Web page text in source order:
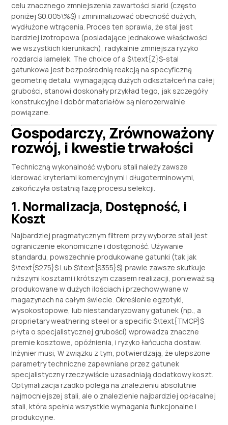
celu znacznego zmniejszenia zawartości siarki (często
poniżej$0.005\%$) i zminimalizować obecność dużych,
wydłużone wtrącenia. Proces ten sprawia, że ​​stal jest
bardziej izotropowa (posiadające jednakowe właściwości
we wszystkich kierunkach), radykalnie zmniejsza ryzyko
rozdarcia lamelek. The choice of a $\text{Z}$-stal
gatunkowa jest bezpośrednią reakcją na specyficzną
geometrię detalu, wymagającą dużych odkształceń na całej
grubości, stanowi doskonały przykład tego, jak szczegóły
konstrukcyjne i dobór materiałów są nierozerwalnie
powiązane.
Gospodarczy, Zrównoważony
rozwój, i kwestie trwałości
Techniczną wykonalność wyboru stali należy zawsze
kierować kryteriami komercyjnymi i długoterminowymi,
zakończyła ostatnią fazę procesu selekcji.
1. Normalizacja, Dostępność, i
Koszt
Najbardziej pragmatycznym filtrem przy wyborze stali jest
ograniczenie ekonomiczne i dostępność. Używanie
standardu, powszechnie produkowane gatunki (tak jak
$\text{S275}$Lub$\text{S355}$) prawie zawsze skutkuje
niższymi kosztami i krótszym czasem realizacji, ponieważ są
produkowane w dużych ilościach i przechowywane w
magazynach na całym świecie. Określenie egzotyki,
wysokostopowe, lub niestandaryzowany gatunek (np., a
proprietary weathering steel or a specific$\text{TMCP}$
płyta o specjalistycznej grubości) wprowadza znaczne
premie kosztowe, opóźnienia, i ryzyko łańcucha dostaw.
Inżynier musi, W związku z tym, potwierdzają, że ulepszone
parametry techniczne zapewniane przez gatunek
specjalistyczny rzeczywiście uzasadniają dodatkowy koszt.
Optymalizacja rzadko polega na znalezieniu absolutnie
najmocniejszej stali, ale o znalezienie najbardziej opłacalnej
stali, która spełnia wszystkie wymagania funkcjonalne i
produkcyjne.